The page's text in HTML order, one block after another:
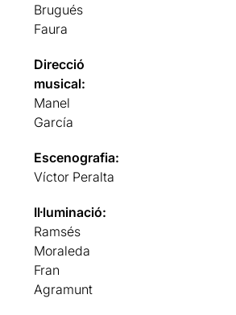
Brugués
Faura
Direcció
musical:
Manel
García
Escenografia:
Víctor Peralta
Il·luminació:
Ramsés
Moraleda
Fran
Agramunt